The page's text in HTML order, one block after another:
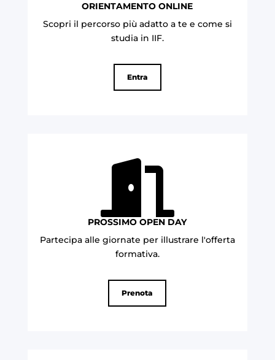
ORIENTAMENTO ONLINE
Scopri il percorso più adatto a te e come si
studia in IIF.
Entra

PROSSIMO OPEN DAY
Partecipa alle giornate per illustrare l'offerta
formativa.
Prenota